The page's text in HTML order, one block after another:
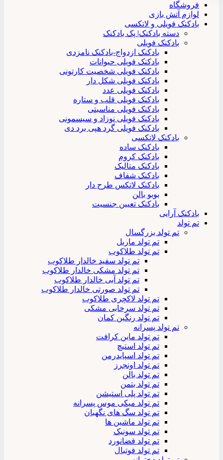
فروشگاه
لوازم آتش بازی
بادکنک فویلی و لاتکسی
دسته بادکنک| پک بادکنک
بادکنک فویلی
بادکنک ازدواج-بادکنک نامزدی
بادکنک فویلی حیوانات
بادکنک فویلی شخصیت کارتونی
بادکنک فویلی شکل دار
بادکنک فویلی عدد
بادکنک فویلی قلب و ستاره
بادکنک فویلی مناسبتی
بادکنک فویلی نوزاد و سیسمونی
بادکنک فویلی گرد هپی برد دی
بادکنک لاتکسی
بادکنک ساده
بادکنک کروم
بادکنک متالیک
بادکنک شفاف
بادکنک لاتکس طرح دار
بوبو بالن
بادکنک تعیین جنسیت
بادکنک آرایی
تم تولد
تم تولد بزرگسال
تم تولد ماربل
تم تولد طلاکوب
تم تولد سفید خالدار طلاکوب
تم تولد مشکی خالدار طلاکوب
تم تولد آبی خالدار طلاکوب
تم تولد صورتی خالدار طلاکوب
تم تولد لاکچری طلاکوب
تم تولد سرخابی مشکی
تم تولد رنگین کمان
تم تولد پسرانه
تم تولد ماین کرافت
تم تولد استیچ
تم تولد اسپایدرمن
تم تولد اونجرز
تم تولد بالن
تم تولد بتمن
تم تولد پلی استیشن
تم تولد میکی موس پسرانه
تم تولد سگ های نگهبان
تم تولد ماشین ها
تم تولد سونیک
تم تولد فضانورد
تم تولد فوتبال